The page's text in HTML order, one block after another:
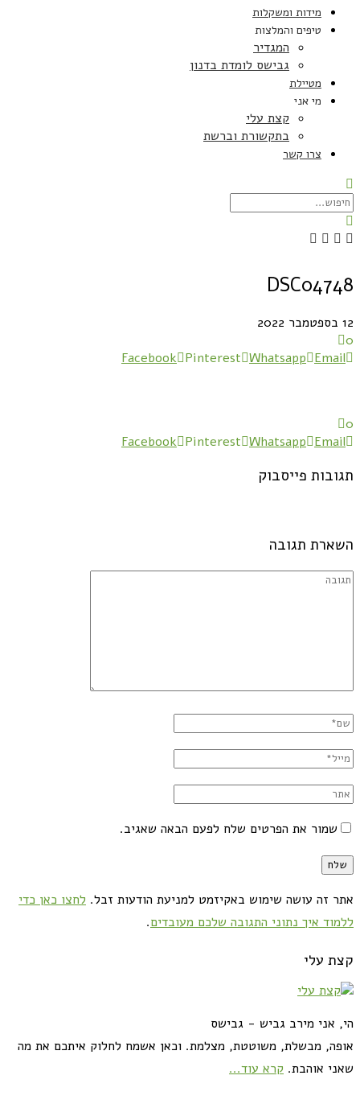
מידות ומשקלות
טיפים והמלצות
המגדיר
גבישס לומדת בדנון
מטיילת
מי אני
קצת עלי
בתקשורת וברשת
צרו קשר
DSC04748
12 בספטמבר 2022
0
Facebook Pinterest Whatsapp Email
0
Facebook Pinterest Whatsapp Email
תגובות פייסבוק
השארת תגובה
שמור את הפרטים שלח לפעם הבאה שאגיב.
אתר זה עושה שימוש באקיזמט למניעת הודעות זבל. לחצו כאן כדי
ללמוד איך נתוני התגובה שלכם מעובדים.
קצת עלי
הי, אני מירב גביש - גבישס
אופה, מבשלת, משוטטת, מצלמת. וכאן אשמח לחלוק איתכם את מה
שאני אוהבת. קרא עוד...